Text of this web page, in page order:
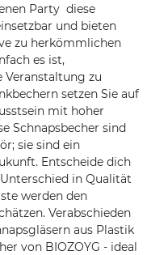
Party  diese
und bieten
zu herkömmlichen
es ist,
Veranstaltung zu
setzen Sie auf
mit hoher
Schnapsbecher sind
sie sind ein
Entscheide dich
in Qualität
werden den
Verabschieden
aus Plastik
von BIOZOYG - ideal